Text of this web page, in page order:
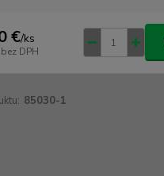
€/ks
bez DPH
85030-1